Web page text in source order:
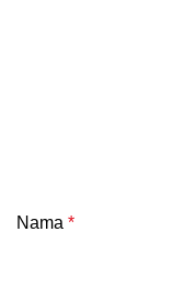
Nama *